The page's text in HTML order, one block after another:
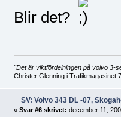
Blir det?
"Det är viktfördelningen på volvo 3-
Christer Glenning i Trafikmagasinet
SV: Volvo 343 DL -07,
« Svar #6 skrivet: december 11,